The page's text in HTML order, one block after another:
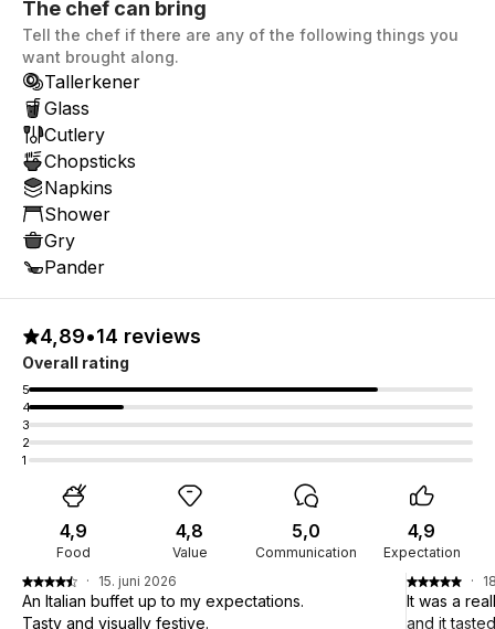
The chef can bring
Tell the chef if there are any of the following things you
want brought along.
Tallerkener
Glass
Cutlery
Chopsticks
Napkins
Shower
Gry
Pander
4,89•14 reviews
Overall rating
5
4
3
2
1
Food
4,9
Value
4,8
Communication
5,0
Expectation
4,9
· 15. juni 2026
An Italian buffet up to my expectations.
Tasty and visually festive.
·
It was a
and it